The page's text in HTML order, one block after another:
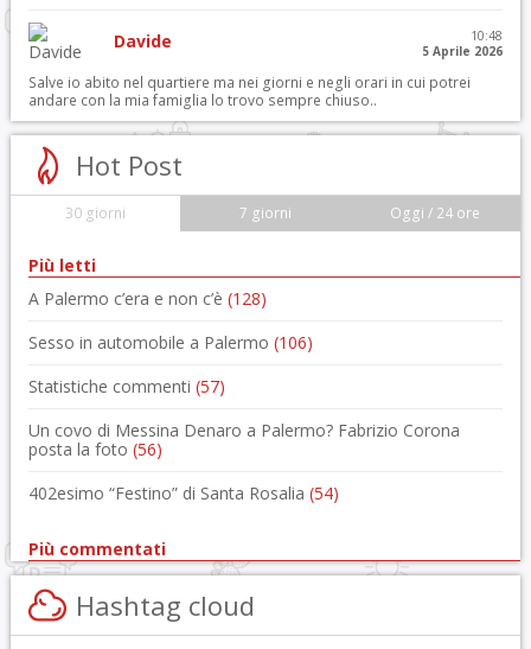
Davide
10:48
5 Aprile 2026
Salve io abito nel quartiere ma nei giorni e negli orari in cui potrei
andare con la mia famiglia lo trovo sempre chiuso..
Hot Post
30 giorni 7 giorni Oggi / 24 ore
Più letti
A Palermo c’era e non c’è (128)
Sesso in automobile a Palermo (106)
Statistiche commenti (57)
Un covo di Messina Denaro a Palermo? Fabrizio Corona
posta la foto (56)
402esimo “Festino” di Santa Rosalia (54)
Più commentati
Hashtag cloud